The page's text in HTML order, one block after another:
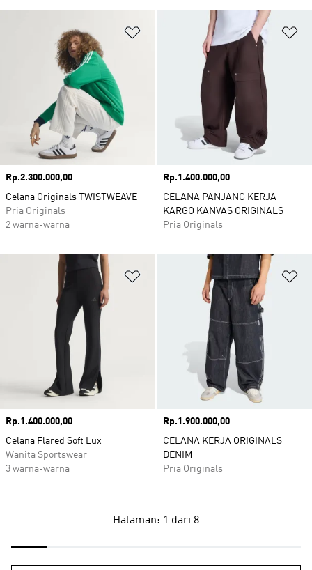
Tambahkan ke Wishlist
Harga
Rp.2.300.000,00
Celana Originals TWISTWEAVE
Pria Originals
2 warna-warna
Harga
Rp.1.400.000,00
CELANA PANJANG KERJA
KARGO KANVAS ORIGINALS
Pria Originals
Tambahkan ke Wishlist
Harga
Rp.1.400.000,00
Celana Flared Soft Lux
Wanita Sportswear
3 warna-warna
Harga
Rp.1.900.000,00
CELANA KERJA ORIGINALS
DENIM
Pria Originals
Halaman: 1 dari 8